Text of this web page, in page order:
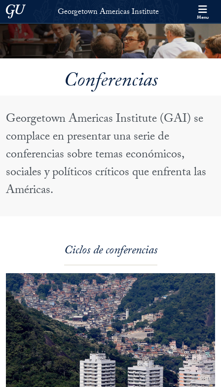
Skip to Georgetown Americas Institute Full Site Menu
Skip to main content
Georgetown UniversityGeorgetown Americas Institute Menu
Conferencias
Georgetown Americas Institute (GAI) se
complace en presentar una serie de
conferencias sobre temas económicos,
sociales y políticos críticos que enfrenta las
Américas.
Ciclos de conferencias